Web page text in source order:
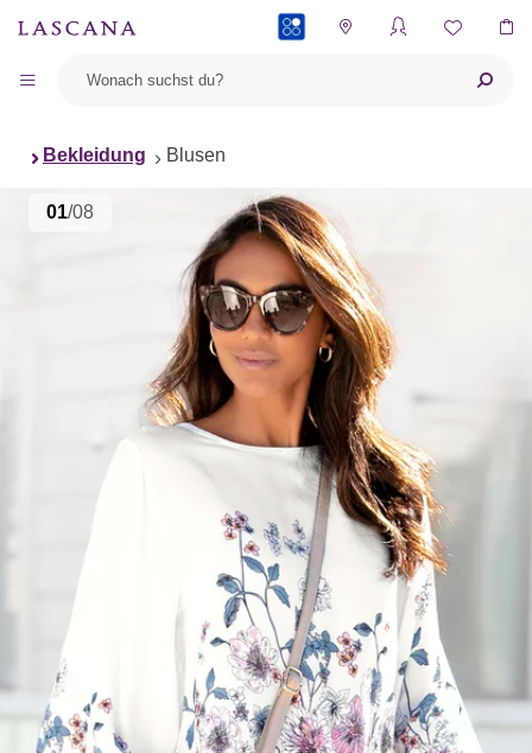
Bekleidung Blusen
01/08